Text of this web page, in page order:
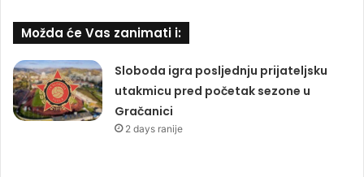
Možda će Vas zanimati i:
Sloboda igra posljednju prijateljsku
utakmicu pred početak sezone u
Gračanici
2 days ranije